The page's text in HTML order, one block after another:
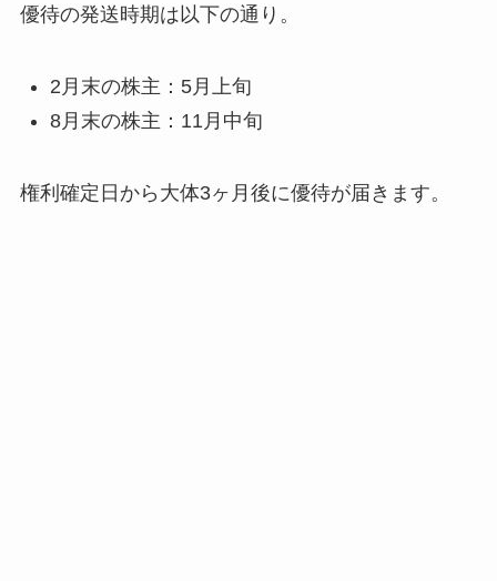
優待の発送時期は以下の通り。
2月末の株主：5月上旬
8月末の株主：11月中旬
権利確定日から大体3ヶ月後に優待が届きます。